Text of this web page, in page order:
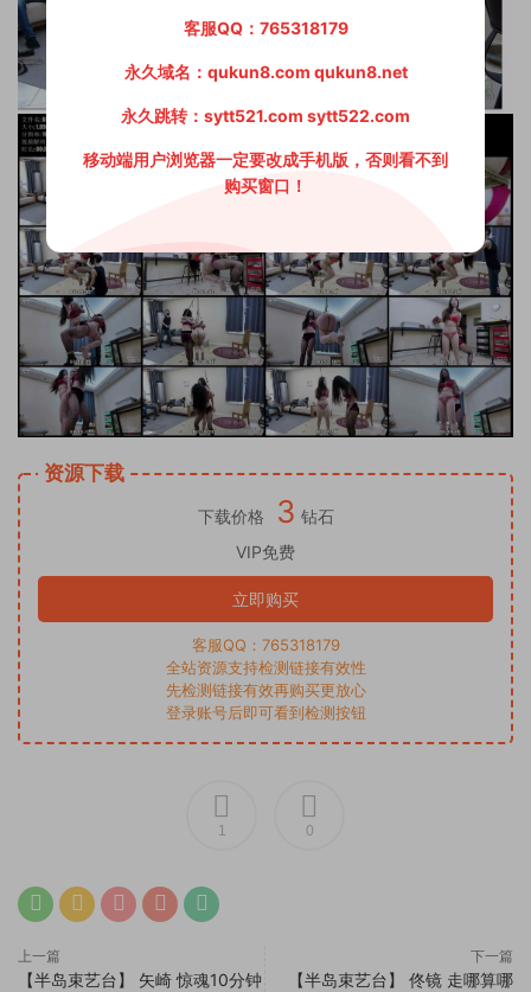
资源下载
下载价格 3 钻石
VIP免费
立即购买
客服QQ：765318179
全站资源支持检测链接有效性
先检测链接有效再购买更放心
登录账号后即可看到检测按钮
1 0
上一篇
【半岛束艺台】 矢崎 惊魂10分钟
下一篇
【半岛束艺台】 佟镜 走哪算哪
客服QQ：765318179
永久域名：qukun8.com qukun8.net
永久跳转：sytt521.com sytt522.com
移动端用户浏览器一定要改成手机版，否则看不到
购买窗口！